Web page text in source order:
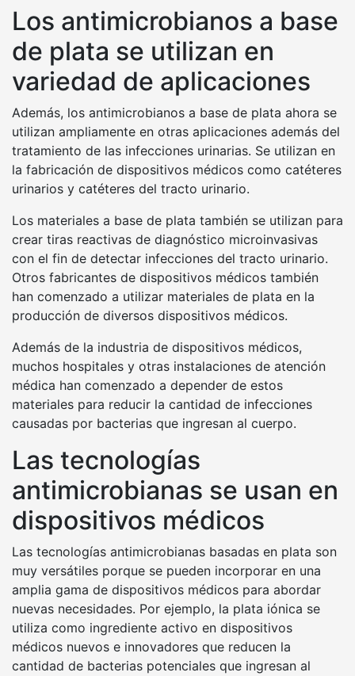
Los antimicrobianos a base
de plata se utilizan en
variedad de aplicaciones
Además, los antimicrobianos a base de plata ahora se
utilizan ampliamente en otras aplicaciones además del
tratamiento de las infecciones urinarias. Se utilizan en
la fabricación de dispositivos médicos como catéteres
urinarios y catéteres del tracto urinario.
Los materiales a base de plata también se utilizan para
crear tiras reactivas de diagnóstico microinvasivas
con el fin de detectar infecciones del tracto urinario.
Otros fabricantes de dispositivos médicos también
han comenzado a utilizar materiales de plata en la
producción de diversos dispositivos médicos.
Además de la industria de dispositivos médicos,
muchos hospitales y otras instalaciones de atención
médica han comenzado a depender de estos
materiales para reducir la cantidad de infecciones
causadas por bacterias que ingresan al cuerpo.
Las tecnologías
antimicrobianas se usan en
dispositivos médicos
Las tecnologías antimicrobianas basadas en plata son
muy versátiles porque se pueden incorporar en una
amplia gama de dispositivos médicos para abordar
nuevas necesidades. Por ejemplo, la plata iónica se
utiliza como ingrediente activo en dispositivos
médicos nuevos e innovadores que reducen la
cantidad de bacterias potenciales que ingresan al